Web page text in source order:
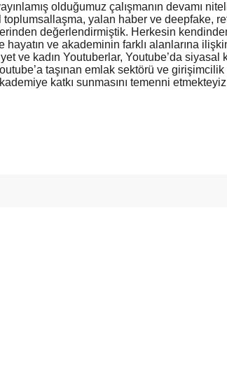
olduğumuz çalışmanın devamı
yalan haber ve deepfake,
değerlendirmiştik. Herkesin
ve akademinin farklı alanlarına
ve kadın Youtuberlar, Youtube’da siyasal
taşınan emlak sektörü ve
katkı sunmasını temenni